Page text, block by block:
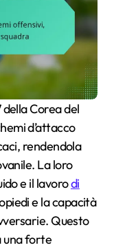
della Corea del
d’attacco
rendendola
La loro
e il lavorodi
e la capacità
Questo
una forte